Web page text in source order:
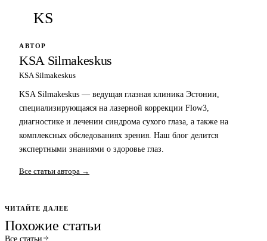
KS
АВТОР
KSA Silmakeskus
KSA Silmakeskus
KSA Silmakeskus — ведущая глазная клиника Эстонии,
специализирующаяся на лазерной коррекции Flow3,
диагностике и лечении синдрома сухого глаза, а также на
комплексных обследованиях зрения. Наш блог делится
экспертными знаниями о здоровье глаз.
Все статьи автора →
ЧИТАЙТЕ ДАЛЕЕ
Похожие статьи
Все статьи